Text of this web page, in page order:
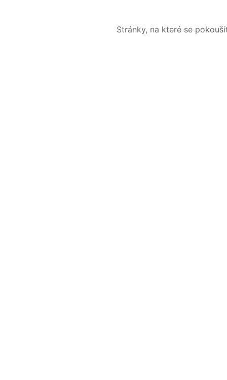
Stránky, na které se